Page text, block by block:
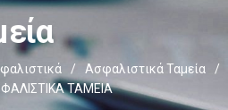
/ Ασφαλιστικά Ταμεία /
ΤΑΜΕΙΑ